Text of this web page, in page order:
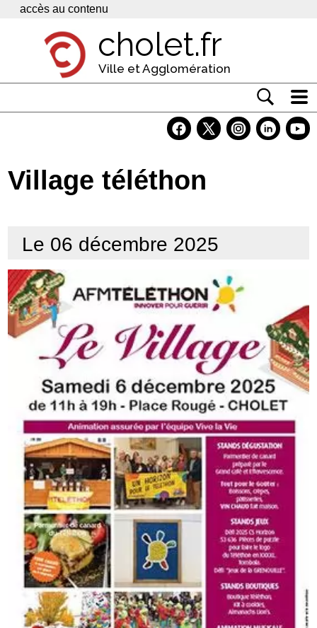
Panneau de gestion des cookies
accès au contenu
cholet.fr
Ville et Agglomération
Economie
Contacts
Village téléthon
Le 06 décembre 2025